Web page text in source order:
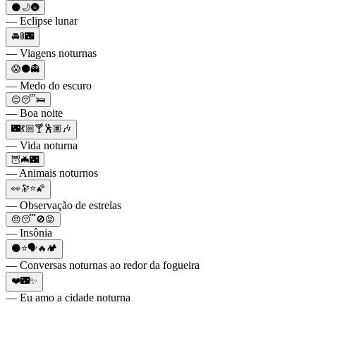
🌑🌙🌚
— Eclipse lunar
🚘🚦🌃
— Viagens noturnas
😱⚫👻
— Medo do escuro
😌😴🛌
— Boa noite
🌃💃🏼🍸🕺🏽🎶
— Vida noturna
🦉🦇🌃
— Animais noturnos
👀🔭⭐🌠
— Observação de estrelas
😠😴🚫😡
— Insônia
🌑⭐🗣🔥🏕
— Conversas noturnas ao redor da fogueira
❤️🌃✨
— Eu amo a cidade noturna